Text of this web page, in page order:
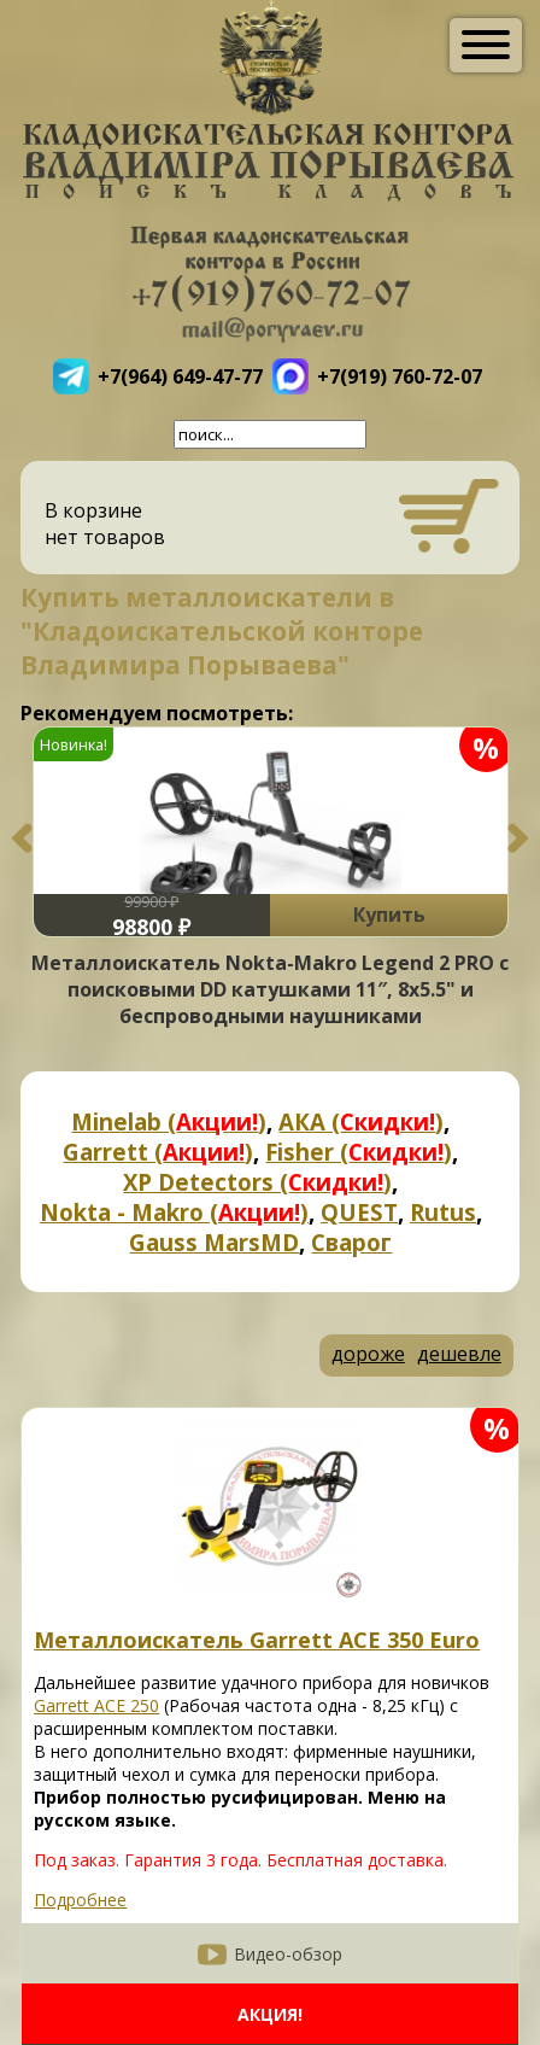
+7(964) 649-47-77 +7(919) 760-72-07
В корзине
нет товаров
Купить металлоискатели в
"Кладоискательской конторе
Владимира Порываева"
Рекомендуем посмотреть:
%
Новинка!
99900 ₽
98800 ₽
Купить
Металлоискатель Nokta-Makro Legend 2 PRO с
поисковыми DD катушками 11″, 8х5.5" и
беспроводными наушниками
Minelab (Акции!),АКА (Скидки!),
Garrett (Акции!), Fisher (Скидки!),
XP Detectors (Скидки!),
Nokta - Makro (Акции!), QUEST, Rutus,
Gauss MarsMD, Сварог
дороже дешевле
%
Металлоискатель Garrett ACE 350 Euro
Дальнейшее развитие удачного прибора для новичков
Garrett ACE 250 (Рабочая частота одна - 8,25 кГц) с
расширенным комплектом поставки.
В него дополнительно входят: фирменные наушники,
защитный чехол и сумка для переноски прибора.
Прибор полностью русифицирован. Меню на
русском языке.
Под заказ. Гарантия 3 года. Бесплатная доставка.
Подробнее
Видео-обзор
АКЦИЯ!